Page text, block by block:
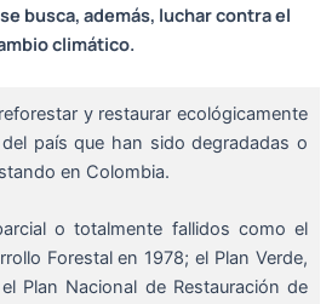
busca, además, luchar contra el
climático.
y restaurar ecológicamente
país que han sido degradadas o
en Colombia.
o totalmente fallidos como el
Forestal en 1978; el Plan Verde,
Plan Nacional de Restauración de